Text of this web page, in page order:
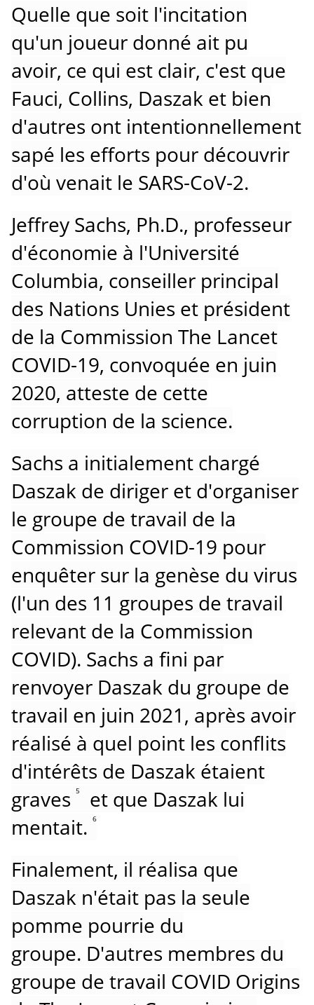
Quelle que soit l'incitation
qu'un joueur donné ait pu
avoir, ce qui est clair, c'est que
Fauci, Collins, Daszak et bien
d'autres ont intentionnellement
sapé les efforts pour découvrir
d'où venait le SARS-CoV-2.
Jeffrey Sachs, Ph.D., professeur
d'économie à l'Université
Columbia, conseiller principal
des Nations Unies et président
de la Commission The Lancet
COVID-19, convoquée en juin
2020, atteste de cette
corruption de la science.
Sachs a initialement chargé
Daszak de diriger et d'organiser
le groupe de travail de la
Commission COVID-19 pour
enquêter sur la genèse du virus
(l'un des 11 groupes de travail
relevant de la Commission
COVID). Sachs a fini par
renvoyer Daszak du groupe de
travail en juin 2021, après avoir
réalisé à quel point les conflits
d'intérêts de Daszak étaient
graves 5
et que Daszak lui
mentait. 6
Finalement, il réalisa que
Daszak n'était pas la seule
pomme pourrie du
groupe. D'autres membres du
groupe de travail COVID Origins